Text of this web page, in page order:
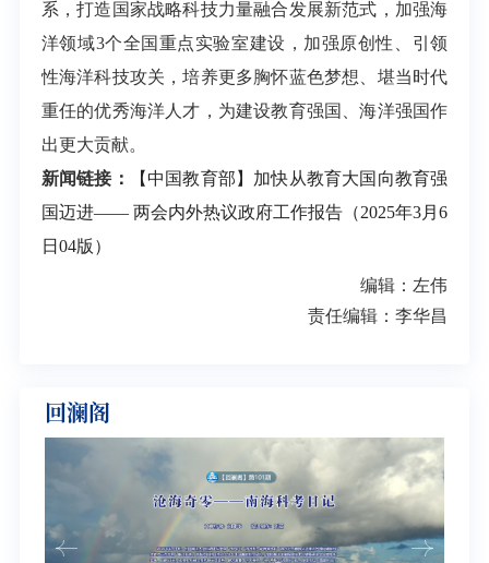
系，打造国家战略科技力量融合发展新范式，加强海
洋领域3个全国重点实验室建设，加强原创性、引领
性海洋科技攻关，培养更多胸怀蓝色梦想、堪当时代
重任的优秀海洋人才，为建设教育强国、海洋强国作
出更大贡献。
新闻链接：
【中国教育部】加快从教育大国向教育强
国迈进—— 两会内外热议政府工作报告（2025年3月6
日04版）
编辑：左伟
责任编辑：李华昌
回澜阁